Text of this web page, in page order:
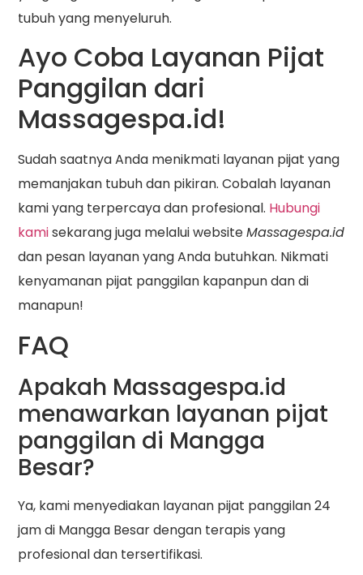
tubuh yang menyeluruh.
Ayo Coba Layanan Pijat
Panggilan dari
Massagespa.id!
Sudah saatnya Anda menikmati layanan pijat yang
memanjakan tubuh dan pikiran. Cobalah layanan
kami yang terpercaya dan profesional. Hubungi
kamisekarang juga melalui websiteMassagespa.id
dan pesan layanan yang Anda butuhkan. Nikmati
kenyamanan pijat panggilan kapanpun dan di
manapun!
FAQ
Apakah Massagespa.id
menawarkan layanan pijat
panggilan di Mangga
Besar?
Ya, kami menyediakan layanan pijat panggilan 24
jam di Mangga Besar dengan terapis yang
profesional dan tersertifikasi.